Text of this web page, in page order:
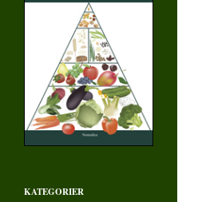
KATEGORIER